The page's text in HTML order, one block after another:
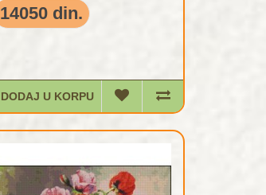
14050 din.
DODAJ U KORPU